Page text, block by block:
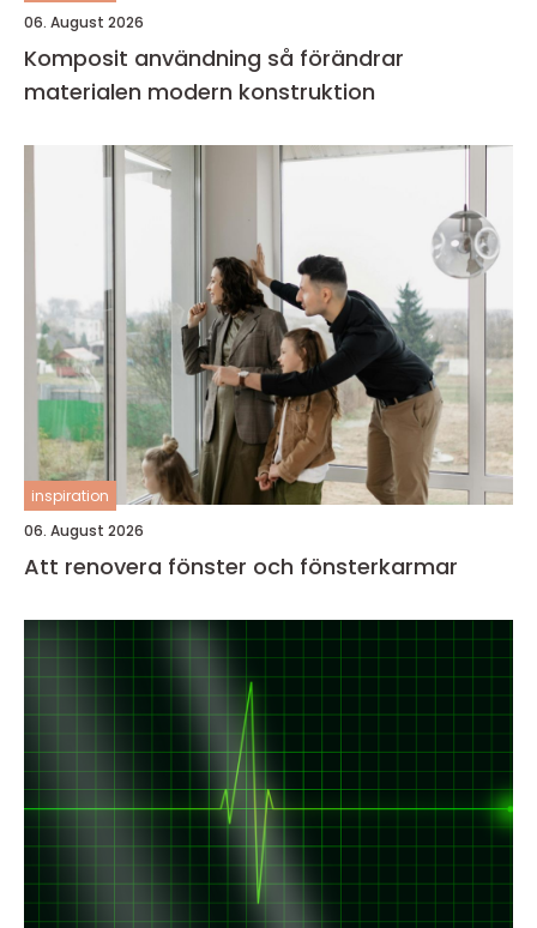
06. August 2026
Komposit användning så förändrar
materialen modern konstruktion
inspiration
06. August 2026
Att renovera fönster och fönsterkarmar